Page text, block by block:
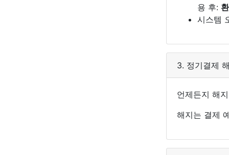
용 후:
시스템
3. 정기결제
언제든지 해
해지는 결제